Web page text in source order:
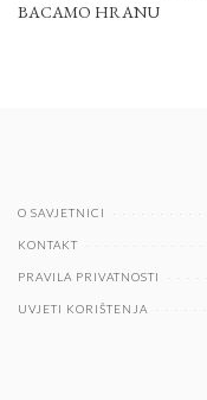
BACAMO HRANU
O SAVJETNICI
KONTAKT
PRAVILA PRIVATNOSTI
UVJETI KORIŠTENJA